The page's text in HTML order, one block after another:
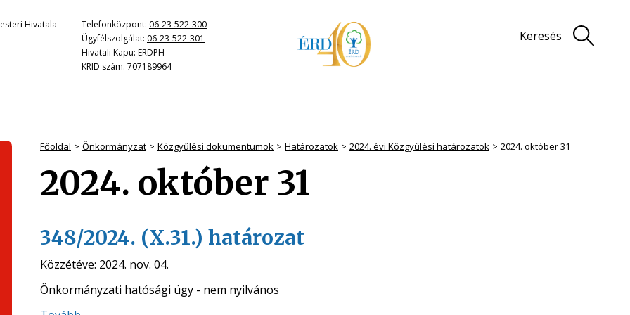
Hivatala Telefonközpont: 06-23-522-300
Ügyfélszolgálat: 06-23-522-301
Hivatali Kapu: ERDPH
KRID szám: 707189964
Keresés
Főoldal Önkormányzat Közgyűlési dokumentumok Határozatok 2024. évi Közgyűlési határozatok 2024. október 31
2024. október 31
348/2024. (X.31.) határozat
Közzétéve: 2024. nov. 04.
Önkormányzati hatósági ügy - nem nyilvános